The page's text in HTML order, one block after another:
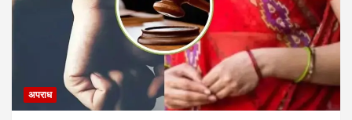
अपराध